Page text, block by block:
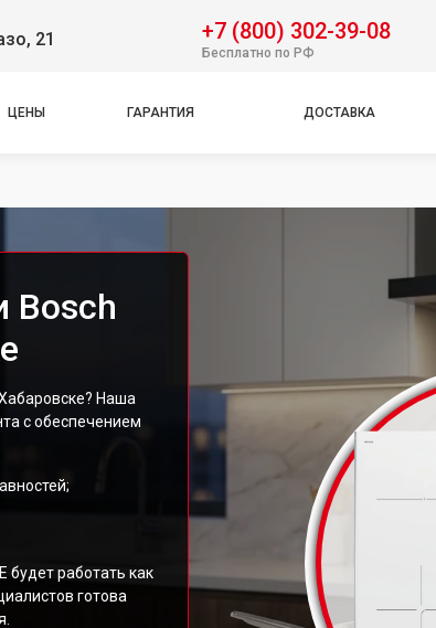
21 +7 (800) 302-39-08
Бесплатно по РФ
ЦЕНЫ ГАРАНТИЯ ДОСТАВКА
Bosch
Наша
с обеспечением
будет работать как
готова